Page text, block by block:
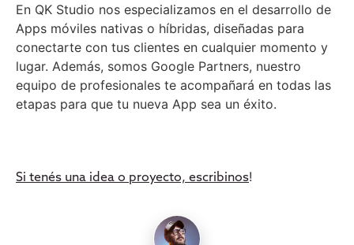
En QK Studio nos especializamos en el desarrollo de
Apps móviles nativas o híbridas, diseñadas para
conectarte con tus clientes en cualquier momento y
lugar. Además, somos Google Partners, nuestro
equipo de profesionales te acompañará en todas las
etapas para que tu nueva App sea un éxito.
Si tenés una idea o proyecto, escribinos!